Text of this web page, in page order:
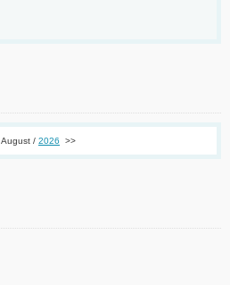
August / 2026 >>